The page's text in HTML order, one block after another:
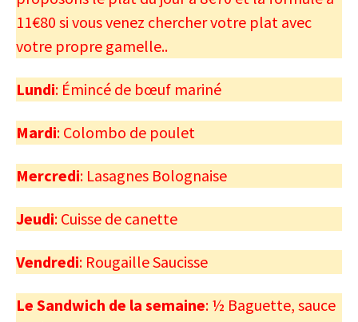
11€80 si vous venez chercher votre plat avec
votre propre gamelle..
Lundi: Émincé de bœuf mariné
Mardi: Colombo de poulet
Mercredi: Lasagnes Bolognaise
Jeudi: Cuisse de canette
Vendredi: Rougaille Saucisse
Le Sandwich de la semaine: ½ Baguette, sauce